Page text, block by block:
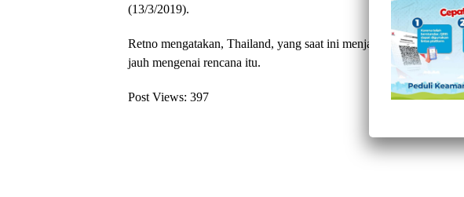
(13/3/2019).
Retno mengatakan, Thailand, yang saat ini menjadi Ketua
jauh mengenai rencana itu.
Post Views: 397